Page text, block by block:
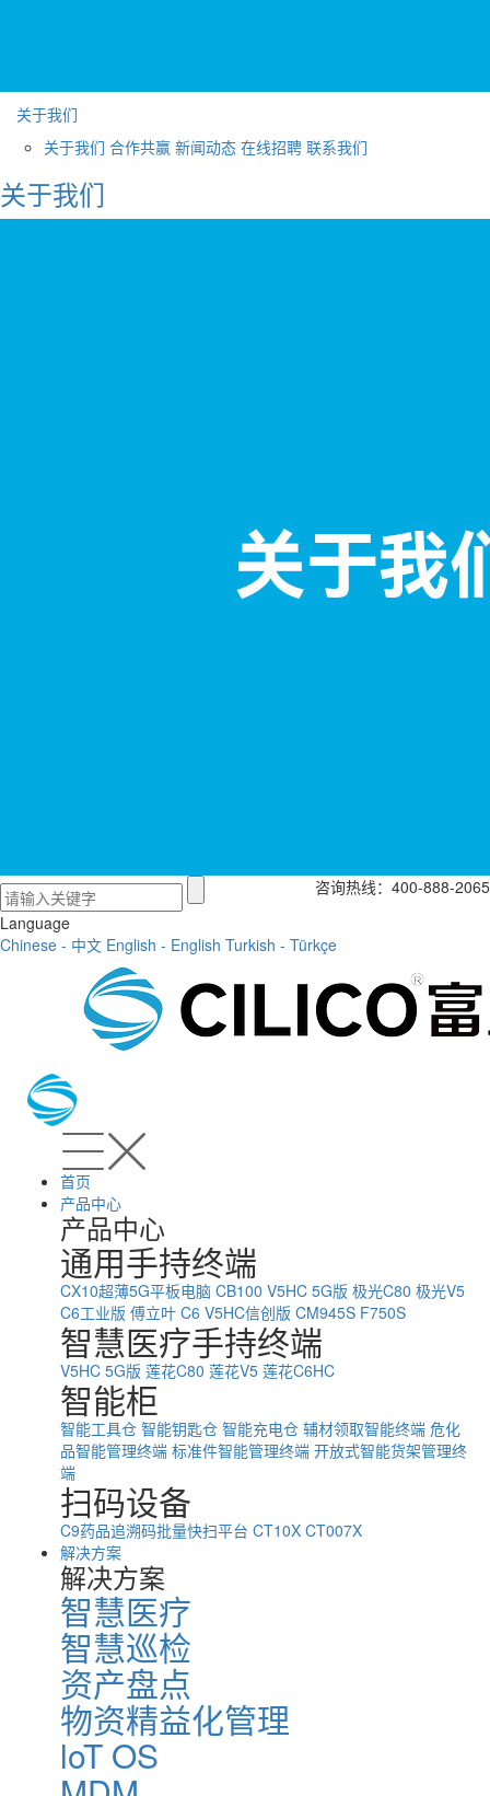
关于我们
关于我们 合作共赢 新闻动态 在线招聘 联系我们
关于我们
咨询热线：400-888-2065
Language
Chinese - 中文 English - English Turkish - Türkçe
首页
产品中心
产品中心
通用手持终端
CX10超薄5G平板电脑 CB100 V5HC 5G版 极光C80 极光V5
C6工业版 傅立叶 C6 V5HC信创版 CM945S F750S
智慧医疗手持终端
V5HC 5G版 莲花C80 莲花V5 莲花C6HC
智能柜
智能工具仓 智能钥匙仓 智能充电仓 辅材领取智能终端 危化
品智能管理终端 标准件智能管理终端 开放式智能货架管理终
端
扫码设备
C9药品追溯码批量快扫平台 CT10X CT007X
解决方案
解决方案
智慧医疗
智慧巡检
资产盘点
物资精益化管理
loT OS